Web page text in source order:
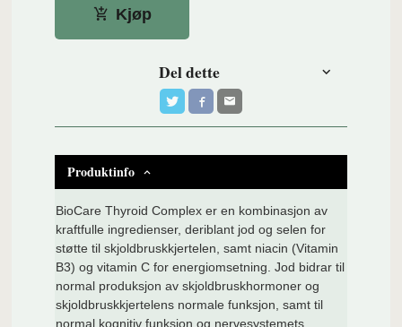
Kjøp
Del dette
Produktinfo
BioCare Thyroid Complex er en kombinasjon av
kraftfulle ingredienser, deriblant jod og selen for
støtte til skjoldbruskkjertelen, samt niacin (Vitamin
B3) og vitamin C for energiomsetning. Jod bidrar til
normal produksjon av skjoldbruskhormoner og
skjoldbruskkjertelens normale funksjon, samt til
normal kognitiv funksjon og nervesystemets